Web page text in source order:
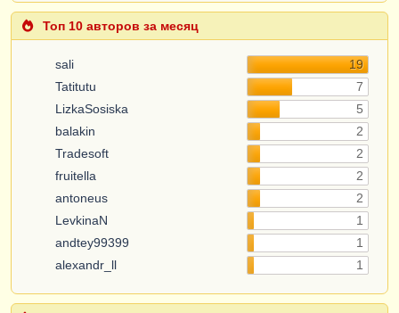
Топ 10 авторов за месяц
sali
19
Tatitutu
7
LizkaSosiska
5
balakin
2
Tradesoft
2
fruitella
2
antoneus
2
LevkinaN
1
andtey99399
1
alexandr_ll
1